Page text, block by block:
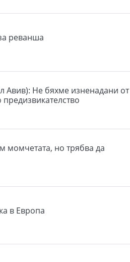
реванша
Авив): Не бяхме изненадани от
момчетата, но трябва да
в Европа